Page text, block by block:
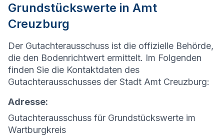
Grundstückswerte in Amt
Creuzburg
Der Gutachterausschuss ist die offizielle Behörde,
die den Bodenrichtwert ermittelt. Im Folgenden
finden Sie die Kontaktdaten des
Gutachterausschusses der Stadt Amt Creuzburg:
Adresse:
Gutachterausschuss für Grundstückswerte im
Wartburgkreis